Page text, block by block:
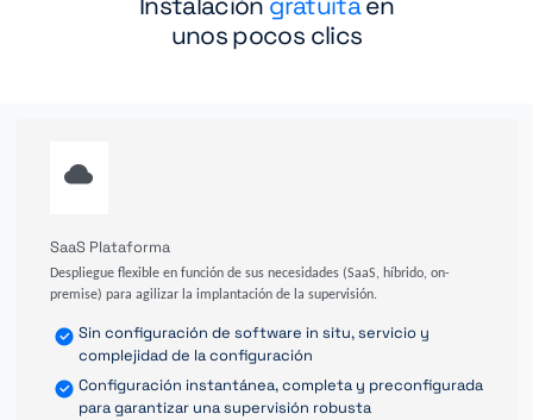
unos pocos clics
SaaS Plataforma
Despliegue flexible en función de sus necesidades (SaaS, híbrido, on-
premise) para agilizar la implantación de la supervisión.
Sin configuración de software in situ, servicio y
complejidad de la configuración
Configuración instantánea, completa y preconfigurada
para garantizar una supervisión robusta